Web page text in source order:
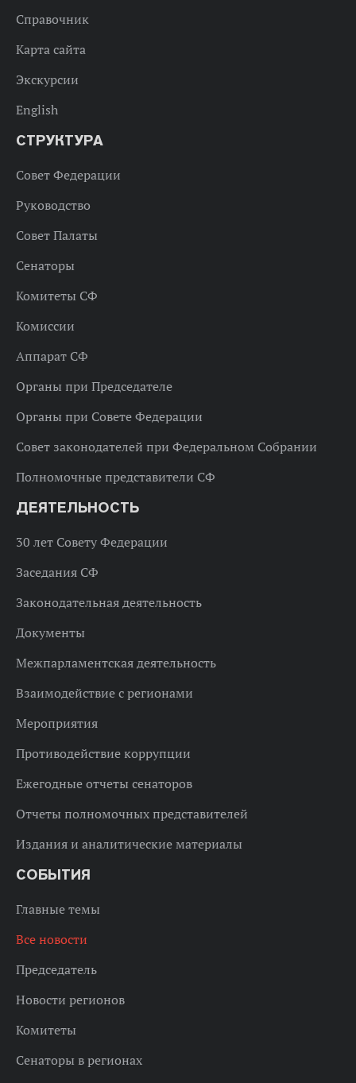
Справочник
Карта сайта
Экскурсии
English
СТРУКТУРА
Совет Федерации
Руководство
Совет Палаты
Сенаторы
Комитеты СФ
Комиссии
Аппарат СФ
Органы при Председателе
Органы при Совете Федерации
Совет законодателей при Федеральном Собрании
Полномочные представители СФ
ДЕЯТЕЛЬНОСТЬ
30 лет Совету Федерации
Заседания СФ
Законодательная деятельность
Документы
Межпарламентская деятельность
Взаимодействие с регионами
Мероприятия
Противодействие коррупции
Ежегодные отчеты сенаторов
Отчеты полномочных представителей
Издания и аналитические материалы
СОБЫТИЯ
Главные темы
Все новости
Председатель
Новости регионов
Комитеты
Сенаторы в регионах